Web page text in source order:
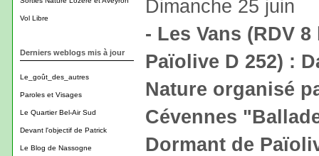
Vol Libre
Derniers weblogs mis à jour
Le_goût_des_autres
Paroles et Visages
Le Quartier Bel-Air Sud
Devant l'objectif de Patrick
Le Blog de Nassogne
Dimanche 25 juin
- Les Vans (RDV
Païolive D 252) :
Nature organisé
Cévennes
Dormant de